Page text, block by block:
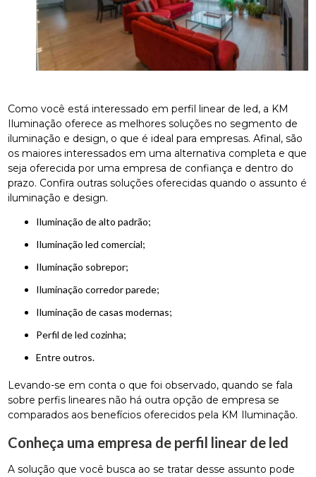
Como você está interessado em perfil linear de led, a KM
Iluminação oferece as melhores soluções no segmento de
iluminação e design, o que é ideal para empresas. Afinal, são
os maiores interessados em uma alternativa completa e que
seja oferecida por uma empresa de confiança e dentro do
prazo. Confira outras soluções oferecidas quando o assunto é
iluminação e design.
Iluminação de alto padrão;
iluminação led comercial;
iluminação sobrepor;
iluminação corredor parede;
iluminação de casas modernas;
perfil de led cozinha;
entre outros.
Levando-se em conta o que foi observado, quando se fala
sobre perfis lineares não há outra opção de empresa se
comparados aos benefícios oferecidos pela KM Iluminação.
Conheça uma empresa de perfil linear de led
A solução que você busca ao se tratar desse assunto pode